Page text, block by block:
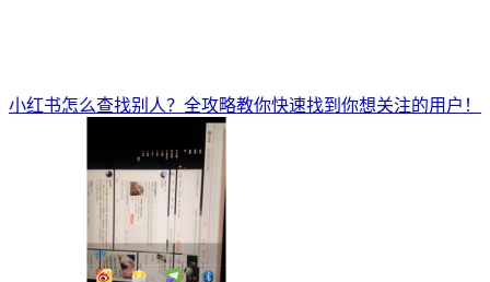
小红书怎么查找别人？全攻略教你快速找到你想关注的用户！